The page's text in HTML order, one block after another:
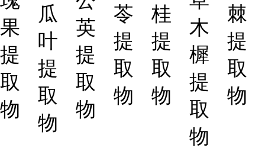
果
提
取
物
瓜
叶
提
取
物
英
提
取
物
苓
提
取
物
桂
提
取
物
木
樨
提
取
物
棘
提
取
物